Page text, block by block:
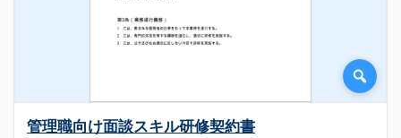
管理職向け面談スキル研修契約書